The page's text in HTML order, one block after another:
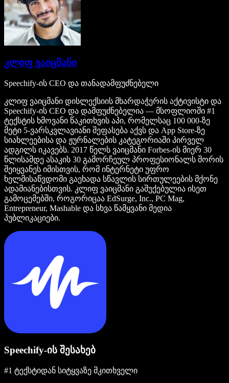
კლიფ ვაიცმანი
Speechify-ის CEO და თანადამფუძნებელი
კლიფ ვაიცმანი დისლექსიის მხარდაჭერის აქტივისტი და
Speechify-ის CEO და დამფუძნებელია — მსოფლიოში #1
ტექსტის ხმოვანი წაკითხვის აპი, რომელსაც 100 000-ზე
მეტი 5-ვარსკვლავიანი შეფასება აქვს და App Store-ზე
სიახლეებისა და ჟურნალების კატეგორიაში პირველ
ადგილს იკავებს. 2017 წელს ვაიცმანი Forbes-ის მიერ 30
წლისამდე ასაკის 30 გამორჩეულ პროფესიონალს შორის
შეიყვანეს იმისთვის, რომ ინტერნეტი უფრო
ხელმისაწვდომი გაეხადა სწავლის სირთულეების მქონე
ადამიანებისთვის. კლიფ ვაიცმანი გაშუქებულია ისეთ
გამოცემებში, როგორიცაა EdSurge, Inc., PC Mag,
Entrepreneur, Mashable და სხვა წამყვანი მედია
პუბლიკაციები.
Speechify-ის შესახებ
#1 ტექსტიდან სიტყვაზე მკითხველი